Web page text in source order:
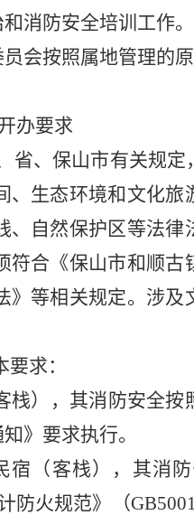
消防安全培训工作。
会按照属地管理的
办要求
、保山市有关规定
生态环境和文化
自然保护区等法
合《保山市和顺
等相关规定。涉
求：
），其消防安全
》要求执行。
（客栈），其消
防火规范》 （